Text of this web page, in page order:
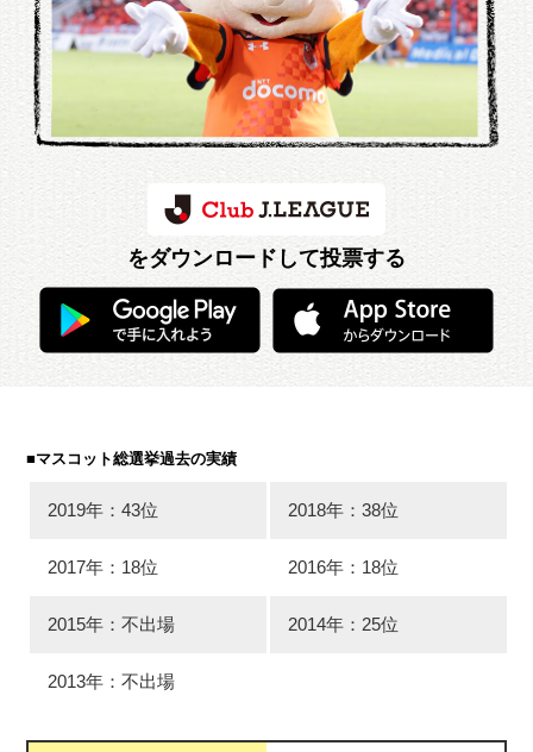
をダウンロードして投票する
■マスコット総選挙過去の実績
2019年：43位 2018年：38位
2017年：18位 2016年：18位
2015年：不出場 2014年：25位
2013年：不出場